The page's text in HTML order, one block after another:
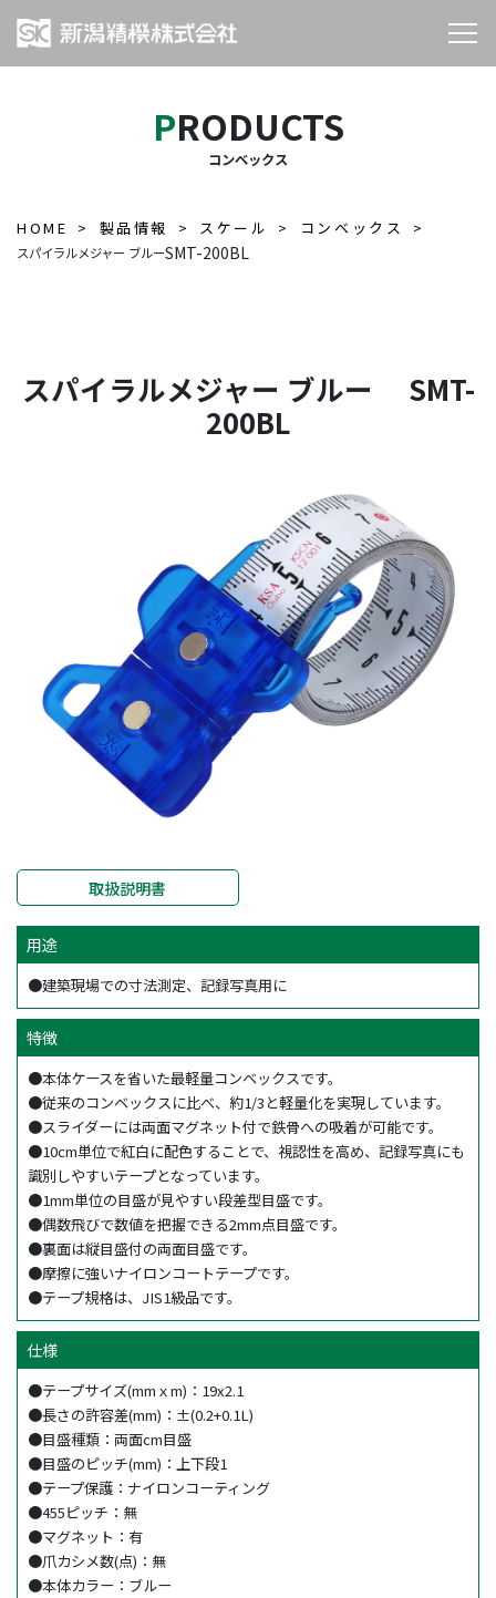
PRODUCTS
コンベックス
HOME 製品情報 スケール コンベックス
スパイラルメジャー ブルーSMT-200BL
スパイラルメジャー ブルー SMT-
200BL
取扱説明書
用途
●建築現場での寸法測定、記録写真用に
特徴
●本体ケースを省いた最軽量コンベックスです。
●従来のコンベックスに比べ、約1/3と軽量化を実現しています。
●スライダーには両面マグネット付で鉄骨への吸着が可能です。
●10cm単位で紅白に配色することで、視認性を高め、記録写真にも
識別しやすいテープとなっています。
●1mm単位の目盛が見やすい段差型目盛です。
●偶数飛びで数値を把握できる2mm点目盛です。
●裏面は縦目盛付の両面目盛です。
●摩擦に強いナイロンコートテープです。
●テープ規格は、JIS1級品です。
仕様
●テープサイズ(mmｘm)：19x2.1
●長さの許容差(mm)：±(0.2+0.1L)
●目盛種類：両面cm目盛
●目盛のピッチ(mm)：上下段1
●テープ保護：ナイロンコーティング
●455ピッチ：無
●マグネット：有
●爪カシメ数(点)：無
●本体カラー：ブルー